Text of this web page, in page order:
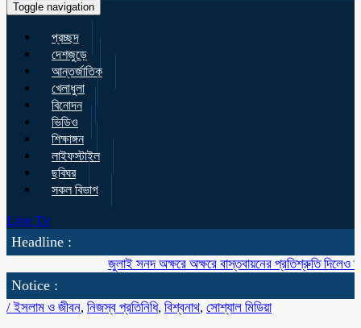
Toggle navigation
প্রচ্ছদ
দেশজুড়ে
আন্তর্জাতিক
খেলাধুলা
বিনোদন
ভিডিও
শিক্ষাঙ্গন
লাইফস্টাইল
ছবিঘর
সকল বিভাগ
Live Tv
Headline :
জুলাই সনদ অক্ষরে অক্ষরে বাস্তবায়নের প্রতিশ্রুতি দিলেও
Notice :
/ইসলাম ও জীবন, নিজস্ব প্রতিনিধি, বিশ্বনাথ, সোশ্যাল মিডিয়া